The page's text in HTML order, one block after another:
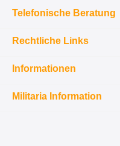
Telefonische Beratung
Rechtliche Links
Informationen
Militaria Information